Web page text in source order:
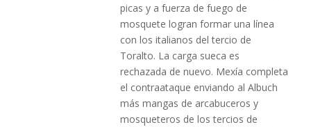
picas y a fuerza de fuego de
mosquete logran formar una línea
con los italianos del tercio de
Toralto. La carga sueca es
rechazada de nuevo. Mexía completa
el contraataque enviando al Albuch
más mangas de arcabuceros y
mosqueteros de los tercios de